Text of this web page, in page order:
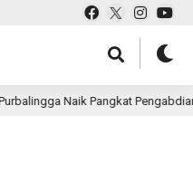
Naik Pangkat Pengabdian